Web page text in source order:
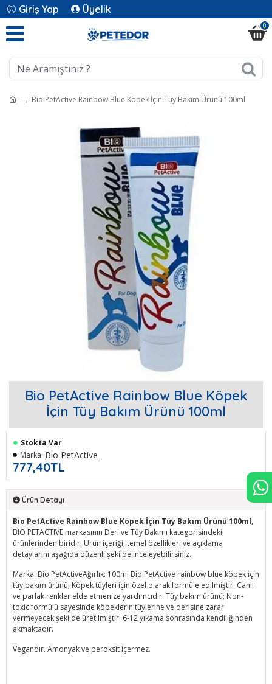
Giriş Yap Üyelik
0
Bio PetActive Rainbow Blue Köpek İçin Tüy Bakım Ürünü 100ml
Bio PetActive Rainbow Blue Köpek
İçin Tüy Bakım Ürünü 100ml
777,40TL
Stokta Var
Marka: Bio PetActive
Ürün Detayı
Bio PetActive Rainbow Blue Köpek İçin Tüy Bakım Ürünü 100ml,
BIO PETACTIVE markasının Deri ve Tüy Bakımı kategorisindeki
ürünlerinden biridir. Ürün içeriği, temel özellikleri ve açıklama
detaylarını aşağıda düzenli şekilde inceleyebilirsiniz.
Marka: Bio PetActiveAğırlık: 100ml Bio PetActive rainbow blue köpek için
tüy bakım ürünü; Köpek tüyleri için özel olarak formüle edilmiştir. Canlı
ve parlak renkler elde etmenize yardımcıdır. Tüy bakım ürünü; Non-
toxic formülü sayesinde köpeklerin tüylerine ve derisine zarar
vermeyecek şekilde üretilmiştir. 6-12 yıkama sonrasında kendiliğinden
akmaktadır.
Vegandır. Amonyak ve peroksit içermez.